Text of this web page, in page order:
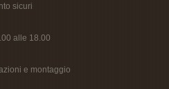
sicuri
alle 18.00
e montaggio